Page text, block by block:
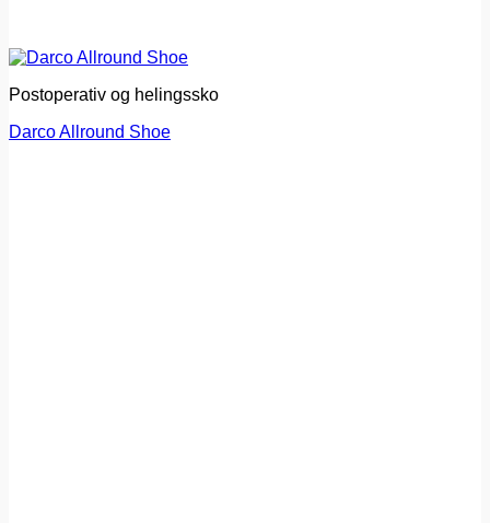
Postoperativ og helingssko
Darco Allround Shoe